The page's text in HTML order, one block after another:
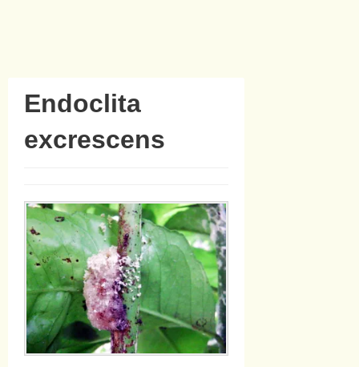
Endoclita
excrescens